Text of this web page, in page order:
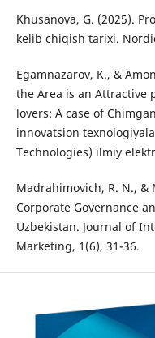
Khusanova, G. (2025).
kelib chiqish tarixi.
Egamnazarov, K., &
the Area is an Attractive
lovers: A case of
innovatsion
Technologies) ilmiy
Madrahimovich, R. N., &
Corporate Governance
Uzbekistan. Journal of
Marketing, 1(6), 31-36.